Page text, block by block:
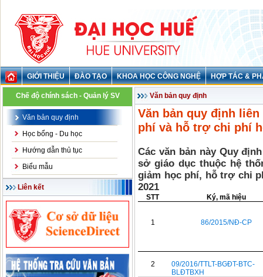
GIỚI THIỆU ĐÀO TẠO KHOA HỌC CÔNG NGHỆ HỢP TÁC &
Chế độ chính sách - Quản lý SV
Văn bản quy định
Học bổng - Du học
Hướng dẫn thủ tục
Biểu mẫu
Liên kết
Văn bản quy định
Văn bản quy định
phí và hỗ trợ chi phí
Các văn bản này Quy
sở giáo dục thuộc hệ
giảm học phí, hỗ trợ chi
2021
STT Ký, mã hiệu
1 86/2015/NĐ-CP
2
09/2016/TTLT-BGĐT-BTC-
BLĐTBXH